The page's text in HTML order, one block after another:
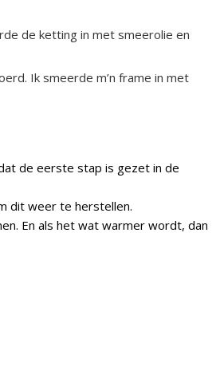
de ketting in met smeerolie en
Ik smeerde m’n frame in met
de eerste stap is gezet in de
dit weer te herstellen.
En als het wat warmer wordt, dan